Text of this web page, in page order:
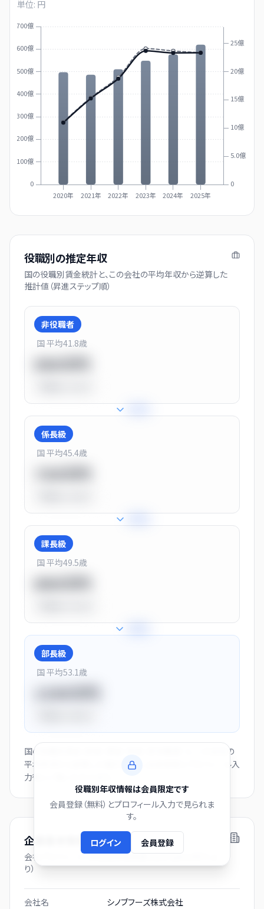
単位: 円
0
100億
200億
300億
400億
500億
600億
700億
0
5.0億
10億
15億
20億
25億
2020年 2021年 2022年 2023年 2024年 2025年
役職別の推定年収
国の役職別賃金統計と、この会社の平均年収から逆算した
推計値（昇進ステップ順）
非役職者
国 平均41.8歳
係長級
国 平均45.4歳
課長級
国 平均49.5歳
部長級
国 平均53.1歳
役職別年収情報は会員限定です
会員登録（無料）とプロフィール入力で見られま
す。
ログイン 会員登録
国の役職別賃金（部長・課長・係長・非役職者）と、この会社の
平均年収から逆算した推計値です。会員登録とプロフィール入
力後にご覧いただけます。
企業基本情報
会社プロフィール（有価証券報告書および gBizINFO よ
り）
会社名 シノブフーズ株式会社